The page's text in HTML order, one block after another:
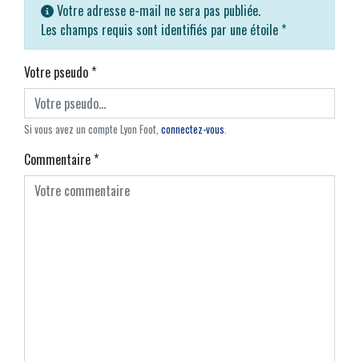
Votre adresse e-mail ne sera pas publiée.
Les champs requis sont identifiés par une étoile *
Votre pseudo*
Si vous avez un compte Lyon Foot, connectez-vous.
Commentaire*